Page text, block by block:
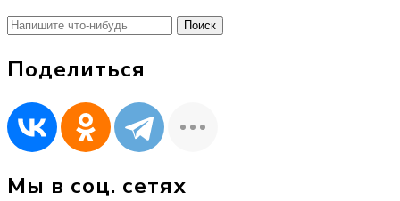
Найти:
Поделиться
Мы в соц. сетях